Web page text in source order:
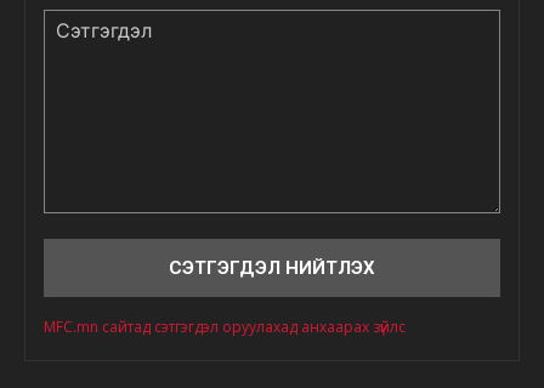
MFC.mn сайтад сэтгэгдэл оруулахад анхаарах зүйлс